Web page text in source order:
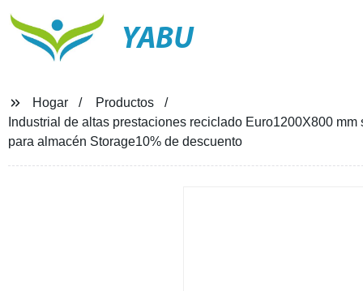
YABU
Hogar
Productos
Industrial de altas prestaciones reciclado Euro1200X800
para almacén Storage10% de descuento